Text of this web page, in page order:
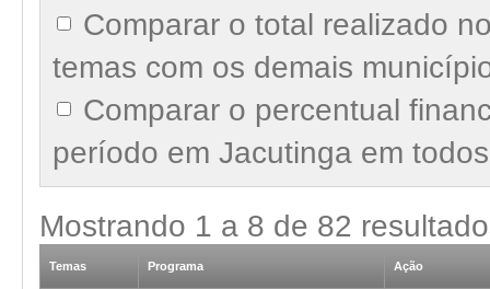
Comparar o total realizado
temas com os demais
Comparar o percentual
período em Jacutinga em
Mostrando 1 a 8 de 82
Temas Programa Ação